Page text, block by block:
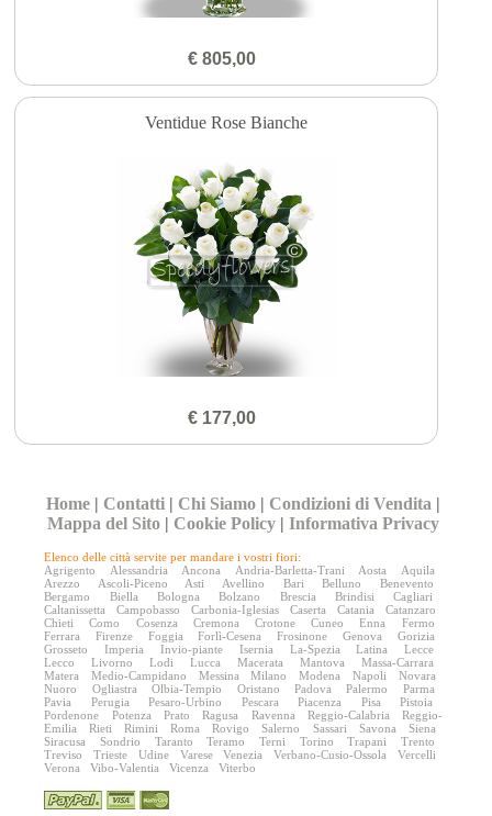
€ 805,00
Ventidue Rose Bianche
€ 177,00
Home | Contatti | Chi Siamo | Condizioni di Vendita |
Mappa del Sito | Cookie Policy |Informativa Privacy
Elenco delle città servite per mandare i vostri fiori:
Agrigento
Alessandria Ancona Andria-Barletta-Trani Aosta
Aquila
Arezzo
Ascoli-Piceno Asti Avellino Bari Belluno
Benevento
Bergamo
Biella Bologna Bolzano Brescia Brindisi
Cagliari
Caltanissetta
Campobasso Carbonia-Iglesias Caserta Catania
Catanzaro
Chieti
Como Cosenza Cremona Crotone Cuneo Enna
Fermo
Ferrara
Firenze Foggia Forlì-Cesena Frosinone Genova
Gorizia
Grosseto
Imperia Invio-piante Isernia La-Spezia Latina
Lecce
Lecco
Livorno Lodi Lucca Macerata Mantova
Massa-Carrara
Matera
Medio-Campidano Messina Milano Modena Napoli
Novara
Nuoro
Ogliastra Olbia-Tempio Oristano Padova Palermo
Parma
Pavia
Perugia Pesaro-Urbino Pescara Piacenza Pisa
Pistoia
Pordenone
Potenza Prato Ragusa Ravenna Reggio-Calabria
Reggio-
Emilia
Rieti Rimini Roma Rovigo Salerno Sassari Savona
Siena
Siracusa
Sondrio Taranto Teramo Terni Torino Trapani
Trento
Treviso
Trieste Udine Varese Venezia Verbano-Cusio-Ossola
Vercelli
Verona
Vibo-Valentia Vicenza Viterbo